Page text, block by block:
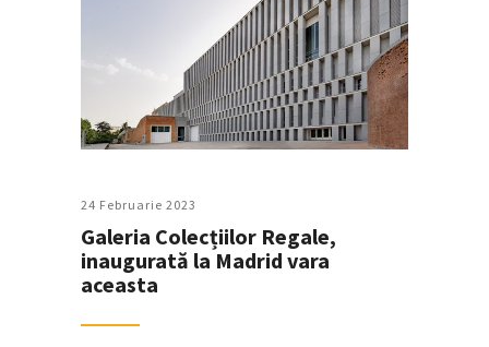
24 Februarie 2023
Galeria Colecțiilor Regale,
inaugurată la Madrid vara
aceasta